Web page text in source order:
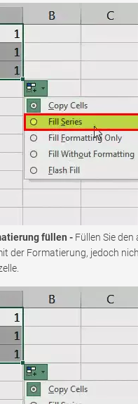
füllen - Füllen Sie
der Formatierung, jedoch